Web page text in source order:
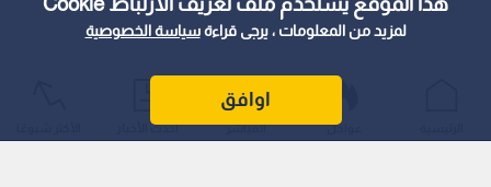
لمزيد من المعلومات ، يرجى قراءةسياسة الخصوصية
اوافق
عواجل المباشر أحدث الأخبار